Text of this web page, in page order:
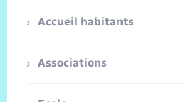
Accueil habitants
Associations